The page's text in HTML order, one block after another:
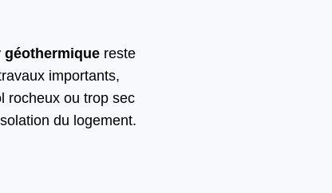
géothermique reste
importants,
rocheux ou trop sec
du logement.